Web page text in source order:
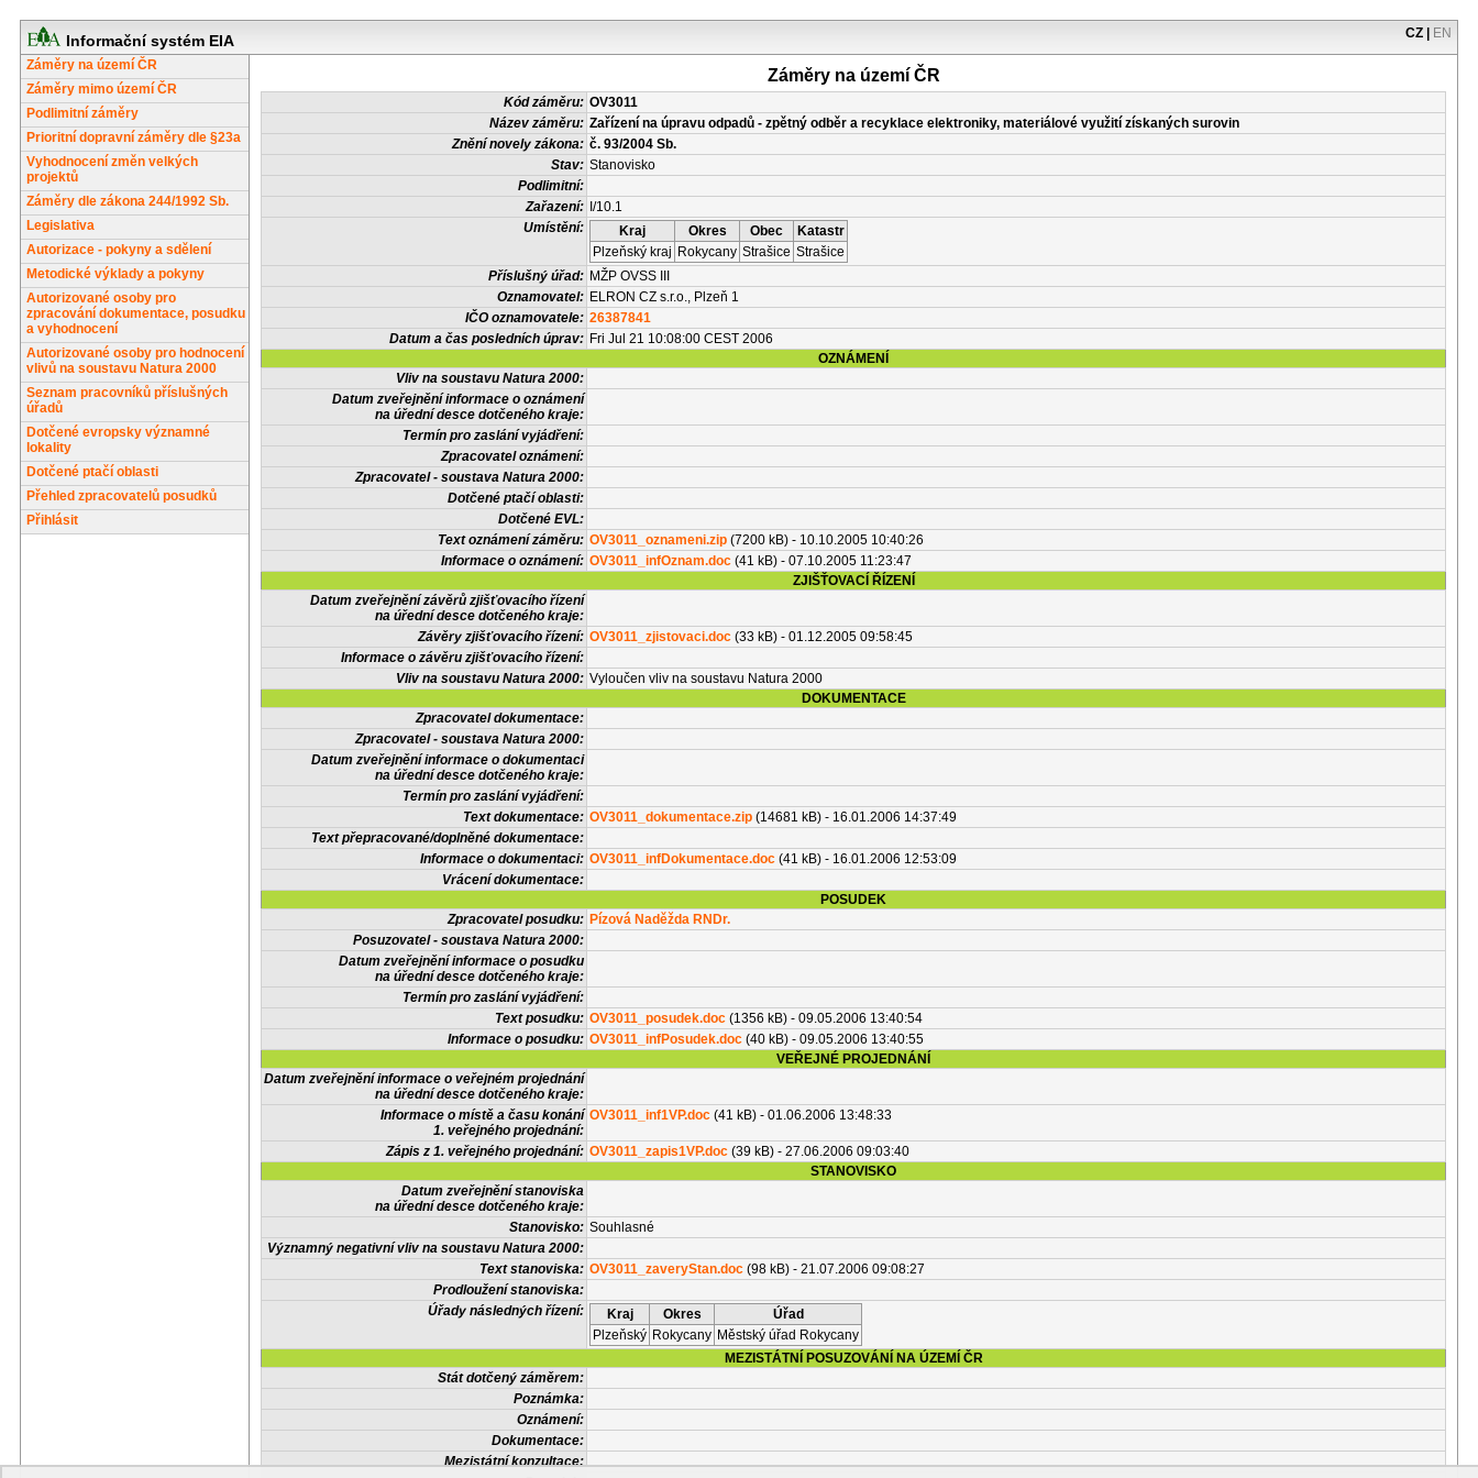
Informační systém EIA CZ EN
Záměry na území ČR
Záměry mimo území ČR
Podlimitní záměry
Prioritní dopravní záměry dle §23a
Vyhodnocení změn velkých
projektů
Záměry dle zákona 244/1992 Sb.
Legislativa
Autorizace - pokyny a sdělení
Metodické výklady a pokyny
Autorizované osoby pro
zpracování dokumentace, posudku
a vyhodnocení
Autorizované osoby pro hodnocení
vlivů na soustavu Natura 2000
Seznam pracovníků příslušných
úřadů
Dotčené evropsky významné
lokality
Dotčené ptačí oblasti
Přehled zpracovatelů posudků
Přihlásit
Záměry na území ČR
Kód záměru: OV3011
Název záměru: Zařízení na úpravu odpadů - zpětný odběr a recyklace elektroniky, materiálové využití získaných surovin
Znění novely zákona: č. 93/2004 Sb.
Stav: Stanovisko
Podlimitní:
Zařazení: I/10.1
Umístění:
Kraj Okres Obec
Katastr
Plzeňský kraj Rokycany Strašice Strašice
Příslušný úřad: MŽP OVSS III
Oznamovatel: ELRON CZ s.r.o., Plzeň 1
IČO oznamovatele: 26387841
Datum a čas posledních úprav: Fri Jul 21 10:08:00 CEST 2006
OZNÁMENÍ
Vliv na soustavu Natura 2000:
Datum zveřejnění informace o oznámení
na úřední desce dotčeného kraje:
Termín pro zaslání vyjádření:
Zpracovatel oznámení:
Zpracovatel - soustava Natura 2000:
Dotčené ptačí oblasti:
Dotčené EVL:
Text oznámení záměru: OV3011_oznameni.zip (7200 kB) - 10.10.2005 10:40:26
Informace o oznámení: OV3011_infOznam.doc (41 kB) - 07.10.2005 11:23:47
ZJIŠŤOVACÍ ŘÍZENÍ
Datum zveřejnění závěrů zjišťovacího řízení
na úřední desce dotčeného kraje:
Závěry zjišťovacího řízení: OV3011_zjistovaci.doc (33 kB) - 01.12.2005 09:58:45
Informace o závěru zjišťovacího řízení:
Vliv na soustavu Natura 2000: Vyloučen vliv na soustavu Natura 2000
DOKUMENTACE
Zpracovatel dokumentace:
Zpracovatel - soustava Natura 2000:
Datum zveřejnění informace o dokumentaci
na úřední desce dotčeného kraje:
Termín pro zaslání vyjádření:
Text dokumentace: OV3011_dokumentace.zip (14681 kB) - 16.01.2006 14:37:49
Text přepracované/doplněné dokumentace:
Informace o dokumentaci: OV3011_infDokumentace.doc (41 kB) - 16.01.2006 12:53:09
Vrácení dokumentace:
POSUDEK
Zpracovatel posudku: Pízová Naděžda RNDr.
Posuzovatel - soustava Natura 2000:
Datum zveřejnění informace o posudku
na úřední desce dotčeného kraje:
Termín pro zaslání vyjádření:
Text posudku: OV3011_posudek.doc (1356 kB) - 09.05.2006 13:40:54
Informace o posudku: OV3011_infPosudek.doc (40 kB) - 09.05.2006 13:40:55
VEŘEJNÉ PROJEDNÁNÍ
Datum zveřejnění informace o veřejném projednání
na úřední desce dotčeného kraje:
Informace o místě a času konání
1. veřejného projednání:
OV3011_inf1VP.doc (41 kB) - 01.06.2006 13:48:33
Zápis z 1. veřejného projednání: OV3011_zapis1VP.doc (39 kB) - 27.06.2006 09:03:40
STANOVISKO
Datum zveřejnění stanoviska
na úřední desce dotčeného kraje:
Stanovisko: Souhlasné
Významný negativní vliv na soustavu Natura 2000:
Text stanoviska: OV3011_zaveryStan.doc (98 kB) - 21.07.2006 09:08:27
Prodloužení stanoviska:
Úřady následných řízení:
Kraj Okres
Úřad
Plzeňský Rokycany Městský úřad Rokycany
MEZISTÁTNÍ POSUZOVÁNÍ NA ÚZEMÍ ČR
Stát dotčený záměrem:
Poznámka:
Oznámení:
Dokumentace:
Mezistátní konzultace: